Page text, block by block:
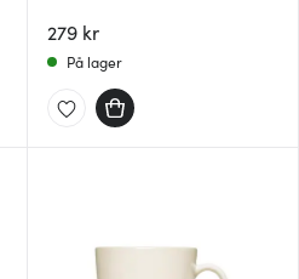
279 kr
På lager